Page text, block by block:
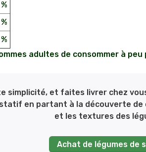
adultes de consommer à
simplicité, et faites livrer chez
en partant à la découverte
et les textures des
Achat de légumes de